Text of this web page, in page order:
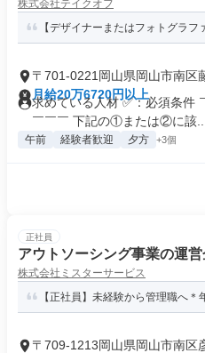
株式会社テイクオフ
【デザイナーまたはフォトグラフ
〒701-0221岡山県岡山市南区
月給20万6720円以上
求めている人材 ✅：必須条件
￣￣￣ 下記の①または②に該...
午前 経験者歓迎 夕方 +3個
正社員
アウトソーシング事業の運
株式会社ミスターサービス
【正社員】未経験から管理職へ
〒709-1213岡山県岡山市南区